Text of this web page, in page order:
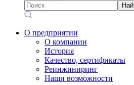
О предприятии
О компании
История
Качество, сертификаты
Реинжиниринг
Наши возможности